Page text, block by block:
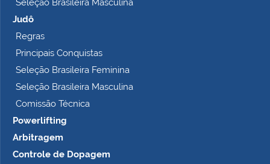
Seleção Brasileira Masculina
Judô
Regras
Principais Conquistas
Seleção Brasileira Feminina
Seleção Brasileira Masculina
Comissão Técnica
Powerlifting
Arbitragem
Controle de Dopagem